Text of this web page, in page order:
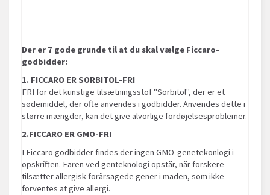
Der er 7 gode grunde til at du skal vælge Ficcaro-
godbidder:
1. FICCARO ER SORBITOL-FRI
FRI for det kunstige tilsætningsstof "Sorbitol", der er et
sødemiddel, der ofte anvendes i godbidder. Anvendes dette i
større mængder, kan det give alvorlige fordøjelsesproblemer.
2.FICCARO ER GMO-FRI
I Ficcaro godbidder findes der ingen GMO-genetekonlogi i
opskríften. Faren ved genteknologi opstår, når forskere
tilsætter allergisk forårsagede gener i maden, som ikke
forventes at give allergi.